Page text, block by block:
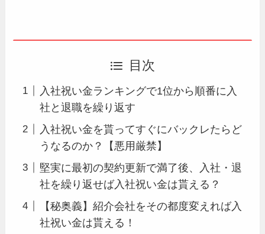
目次
入社祝い金ランキングで1位から順番に入
社と退職を繰り返す
入社祝い金を貰ってすぐにバックレたらど
うなるのか？【悪用厳禁】
堅実に最初の契約更新で満了後、入社・退
社を繰り返せば入社祝い金は貰える？
【秘奥義】紹介会社をその都度変えれば入
社祝い金は貰える！